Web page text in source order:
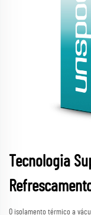
Tecnologia
O isolamento térmico a